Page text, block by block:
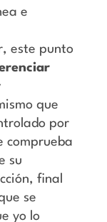
e
este punto
que
por
comprueba
su
final
se
yo lo